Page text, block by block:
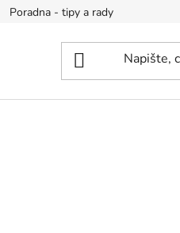
Poradna - tipy a rady